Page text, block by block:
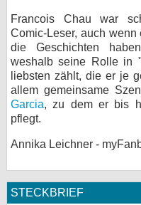
Francois Chau war
Comic-Leser, auch
die Geschichten
weshalb seine Rolle in
liebsten zählt, die er je
allem gemeinsame
Garcia, zu dem er bis
pflegt.
Annika Leichner -
STECKBRIEF